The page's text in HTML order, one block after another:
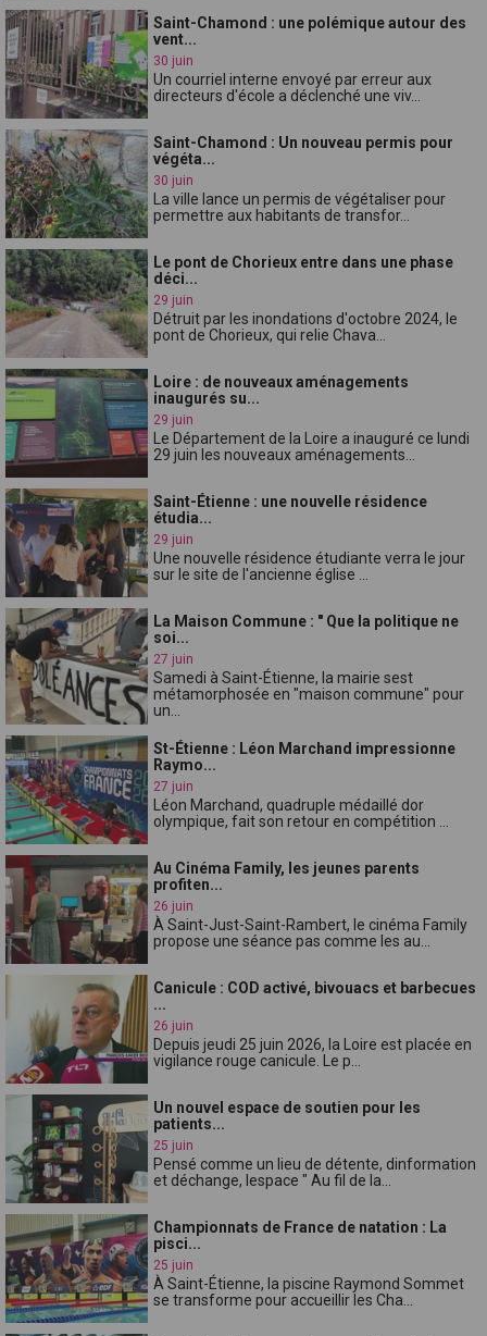
Saint-Chamond : une polémique autour des
vent...
30 juin
Un courriel interne envoyé par erreur aux
directeurs d'école a déclenché une viv...
Saint-Chamond : Un nouveau permis pour
végéta...
30 juin
La ville lance un permis de végétaliser pour
permettre aux habitants de transfor...
Le pont de Chorieux entre dans une phase
déci...
29 juin
Détruit par les inondations d'octobre 2024, le
pont de Chorieux, qui relie Chava...
Loire : de nouveaux aménagements
inaugurés su...
29 juin
Le Département de la Loire a inauguré ce lundi
29 juin les nouveaux aménagements...
Saint-Étienne : une nouvelle résidence
étudia...
29 juin
Une nouvelle résidence étudiante verra le jour
sur le site de l'ancienne église ...
La Maison Commune : " Que la politique ne
soi...
27 juin
Samedi à Saint-Étienne, la mairie sest
métamorphosée en "maison commune" pour
un...
St-Étienne : Léon Marchand impressionne
Raymo...
27 juin
Léon Marchand, quadruple médaillé dor
olympique, fait son retour en compétition ...
Au Cinéma Family, les jeunes parents
profiten...
26 juin
À Saint-Just-Saint-Rambert, le cinéma Family
propose une séance pas comme les au...
Canicule : COD activé, bivouacs et barbecues
...
26 juin
Depuis jeudi 25 juin 2026, la Loire est placée en
vigilance rouge canicule. Le p...
Un nouvel espace de soutien pour les
patients...
25 juin
Pensé comme un lieu de détente, dinformation
et déchange, lespace " Au fil de la...
Championnats de France de natation : La
pisci...
25 juin
À Saint-Étienne, la piscine Raymond Sommet
se transforme pour accueillir les Cha...